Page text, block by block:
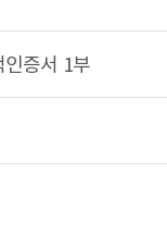
증서 1부